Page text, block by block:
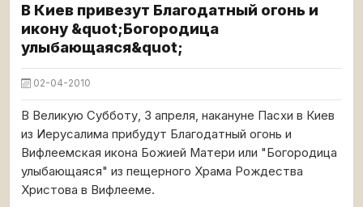
В Киев привезут Благодатный огонь и
икону &quot;Богородица
улыбающаяся&quot;
02-04-2010
В Великую Субботу, 3 апреля, накануне Пасхи в Киев
из Иерусалима прибудут Благодатный огонь и
Вифлеемская икона Божией Матери или "Богородица
улыбающаяся" из пещерного Храма Рождества
Христова в Вифлееме.